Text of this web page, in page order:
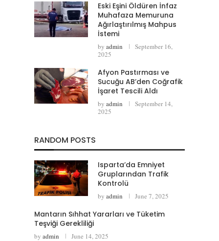
Eski Eşini Öldüren İnfaz
Muhafaza Memuruna
Ağırlaştırılmış Mahpus
İstemi
by admin
September 16,
2025
Afyon Pastırması ve
Sucuğu AB’den Coğrafik
İşaret Tescili Aldı
by admin
September 14,
2025
RANDOM POSTS
Isparta’da Emniyet
Gruplarından Trafik
Kontrolü
by admin June 7, 2025
Mantarın Sıhhat Yararları ve Tüketim
Teşviği Gerekliliği
by admin June 14, 2025